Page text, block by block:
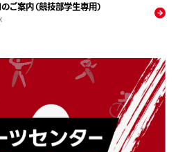
ご案内（競技部学生専用）